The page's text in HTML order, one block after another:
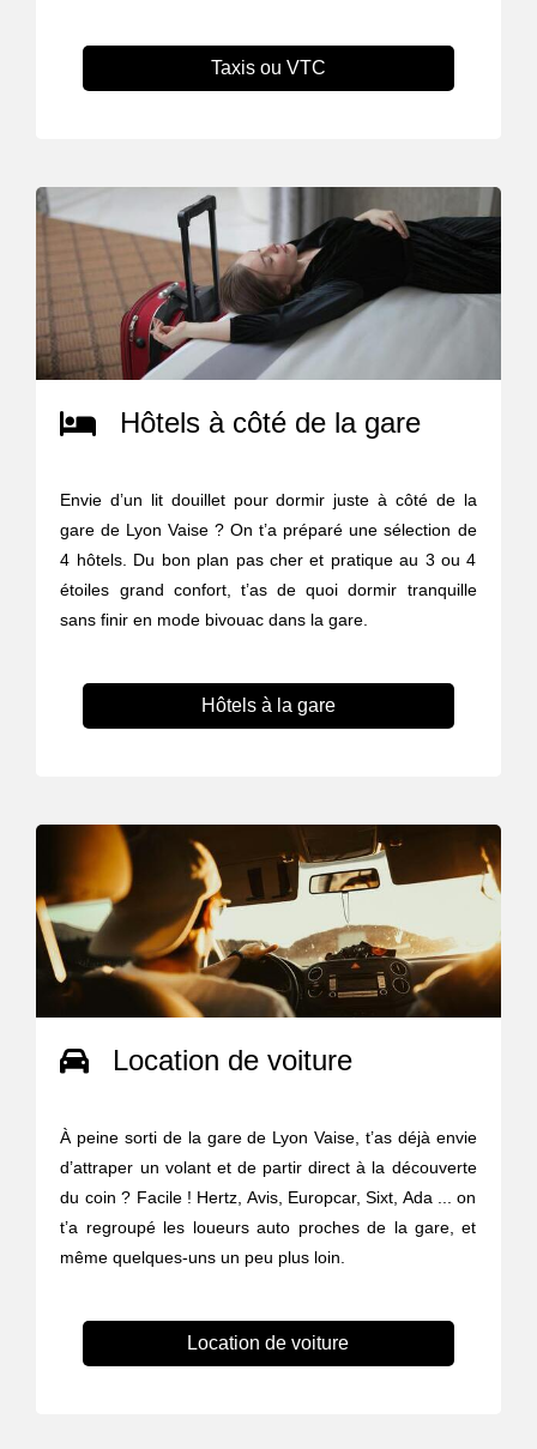
Taxis ou VTC
Hôtels à côté de la gare
Envie d’un lit douillet pour dormir juste à côté de la
gare de Lyon Vaise ? On t’a préparé une sélection de
4 hôtels. Du bon plan pas cher et pratique au 3 ou 4
étoiles grand confort, t’as de quoi dormir tranquille
sans finir en mode bivouac dans la gare.
Hôtels à la gare
Location de voiture
À peine sorti de la gare de Lyon Vaise, t’as déjà envie
d’attraper un volant et de partir direct à la découverte
du coin ? Facile ! Hertz, Avis, Europcar, Sixt, Ada ... on
t’a regroupé les loueurs auto proches de la gare, et
même quelques-uns un peu plus loin.
Location de voiture